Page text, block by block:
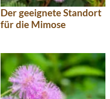
Der geeignete Standort
für die Mimose